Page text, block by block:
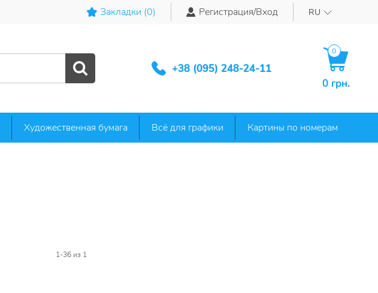
Закладки (0) Регистрация/Вход RU
+38 (095) 248-24-11
0
0 грн.
Художественная бумага Всё для графики Картины по номерам
1-36из 1